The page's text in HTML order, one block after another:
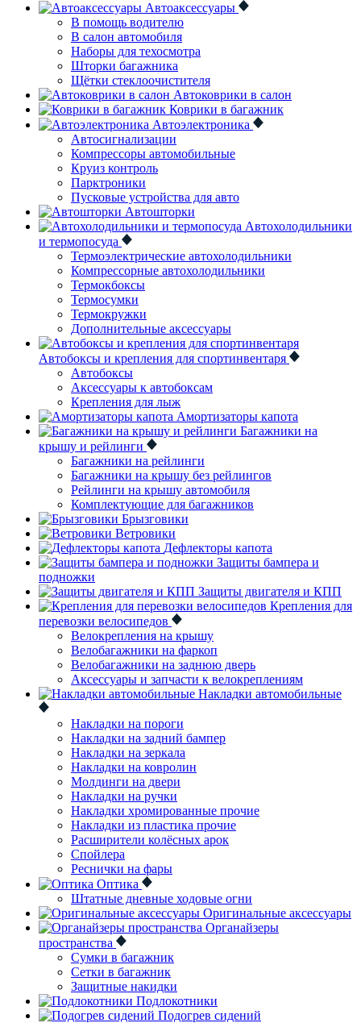
Автоаксессуары
В помощь водителю
В салон автомобиля
Наборы для техосмотра
Шторки багажника
Щётки стеклоочистителя
Автоковрики в салон
Коврики в багажник
Автоэлектроника
Автосигнализации
Компрессоры автомобильные
Круиз контроль
Парктроники
Пусковые устройства для авто
Автошторки
Автохолодильники
и термопосуда
Термоэлектрические автохолодильники
Компрессорные автохолодильники
Термокбоксы
Термосумки
Термокружки
Дополнительные аксессуары
Автобоксы и крепления для спортинвентаря
Автобоксы
Аксессуары к автобоксам
Крепления для лыж
Амортизаторы капота
Багажники на
крышу и рейлинги
Багажники на рейлинги
Багажники на крышу без рейлингов
Рейлинги на крышу автомобиля
Комплектующие для багажников
Брызговики
Ветровики
Дефлекторы капота
Защиты бампера и
подножки
Защиты двигателя и КПП
Крепления для
перевозки велосипедов
Велокрепления на крышу
Велобагажники на фаркоп
Велобагажники на заднюю дверь
Аксессуары и запчасти к велокреплениям
Накладки автомобильные
Накладки на пороги
Накладки на задний бампер
Накладки на зеркала
Накладки на ковролин
Молдинги на двери
Накладки на ручки
Накладки хромированные прочие
Накладки из пластика прочие
Расширители колёсных арок
Спойлера
Реснички на фары
Оптика
Штатные дневные ходовые огни
Оригинальные аксессуары
Органайзеры
пространства
Сумки в багажник
Сетки в багажник
Защитные накидки
Подлокотники
Подогрев сидений